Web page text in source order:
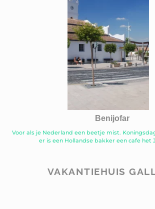
Benijofar
Voor als je Nederland een beetje mist.
er is een Hollandse bakker een cafe het
VAKANTIEHUIS